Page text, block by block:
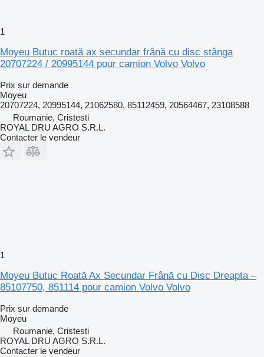
1
Moyeu Butuc roată ax secundar frână cu disc stânga
20707224 / 20995144 pour camion Volvo Volvo
Prix sur demande
Moyeu
20707224, 20995144, 21062580, 85112459, 20564467, 23108588
Roumanie, Cristesti
ROYAL DRU AGRO S.R.L.
Contacter le vendeur
1
Moyeu Butuc Roată Ax Secundar Frână cu Disc Dreapta –
85107750, 851114 pour camion Volvo Volvo
Prix sur demande
Moyeu
Roumanie, Cristesti
ROYAL DRU AGRO S.R.L.
Contacter le vendeur